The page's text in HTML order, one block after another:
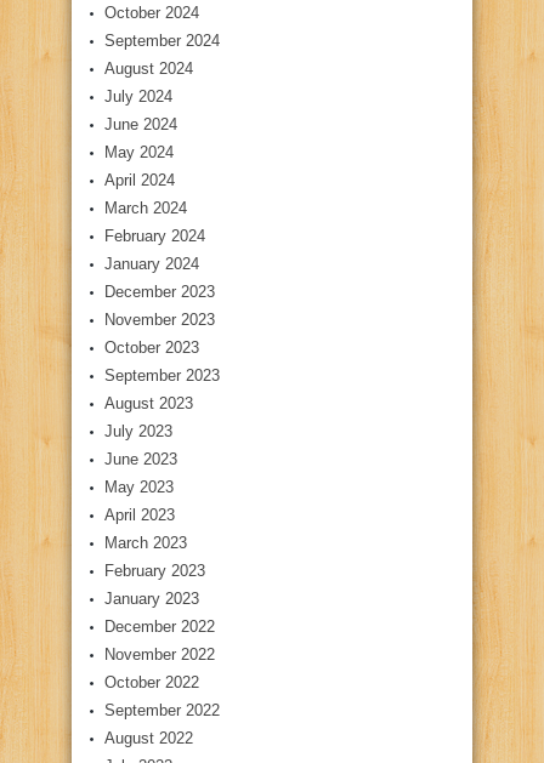
October 2024
September 2024
August 2024
July 2024
June 2024
May 2024
April 2024
March 2024
February 2024
January 2024
December 2023
November 2023
October 2023
September 2023
August 2023
July 2023
June 2023
May 2023
April 2023
March 2023
February 2023
January 2023
December 2022
November 2022
October 2022
September 2022
August 2022